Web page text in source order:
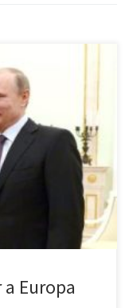
en su política
caminos hacia la
encargan de
las instituciones
la Unión Europea
Europa